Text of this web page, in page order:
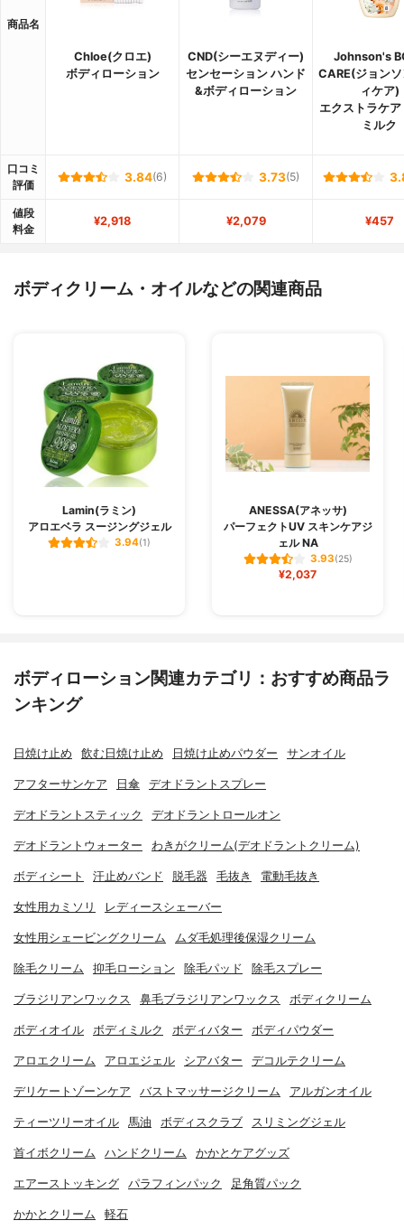
商品名
Chloe(クロエ)
ボディローション
CND(シーエヌディー)
センセーション ハンド
&ボディローション
Johnson's
CARE(ジョン
ィケア)
エクストラケア
ミルク
口コミ
評価
3.84(6) 3.73(5)
値段
料金
¥2,918 ¥2,079 ¥457
ボディクリーム・オイルなどの関連商品
Lamin(ラミン)
アロエベラ スージングジェル
3.94(1)
ANESSA(アネッサ)
パーフェクトUV スキンケアジ
ェル NA
3.93(25)
¥2,037
ボディローション関連カテゴリ：おすすめ商品ラ
ンキング
日焼け止め 飲む日焼け止め 日焼け止めパウダー サンオイル
アフターサンケア 日傘 デオドラントスプレー
デオドラントスティック デオドラントロールオン
デオドラントウォーター わきがクリーム(デオドラントクリーム)
ボディシート 汗止めバンド 脱毛器 毛抜き 電動毛抜き
女性用カミソリ レディースシェーバー
女性用シェービングクリーム ムダ毛処理後保湿クリーム
除毛クリーム 抑毛ローション 除毛パッド 除毛スプレー
ブラジリアンワックス 鼻毛ブラジリアンワックス ボディクリーム
ボディオイル ボディミルク ボディバター ボディパウダー
アロエクリーム アロエジェル シアバター デコルテクリーム
デリケートゾーンケア バストマッサージクリーム アルガンオイル
ティーツリーオイル 馬油 ボディスクラブ スリミングジェル
首イボクリーム ハンドクリーム かかとケアグッズ
エアーストッキング パラフィンパック 足角質パック
かかとクリーム 軽石